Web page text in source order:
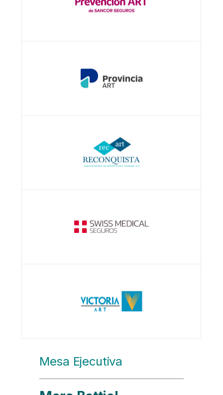
Mesa Ejecutiva